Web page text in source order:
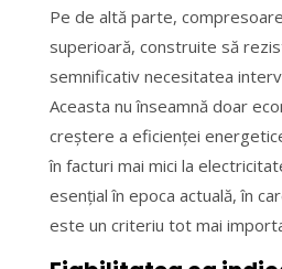
Pe de altă parte,
superioară, construite să
semnificativ necesitatea
Aceasta nu înseamnă doar
creștere a eficienței
în facturi mai mici la
esențial în epoca actuală, în
este un criteriu tot mai